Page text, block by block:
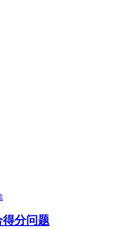
得分问题